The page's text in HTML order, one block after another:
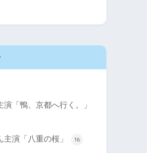
「鴨、京都へ行く。」
主演「八重の桜」 16